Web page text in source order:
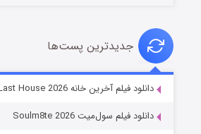
خاندان اژدها فصل ۳
جدیدترین پست‌ها
دانلود فیلم آخرین خانه The Last House 2026
دانلود فیلم سول‌میت Soulm8te 2026